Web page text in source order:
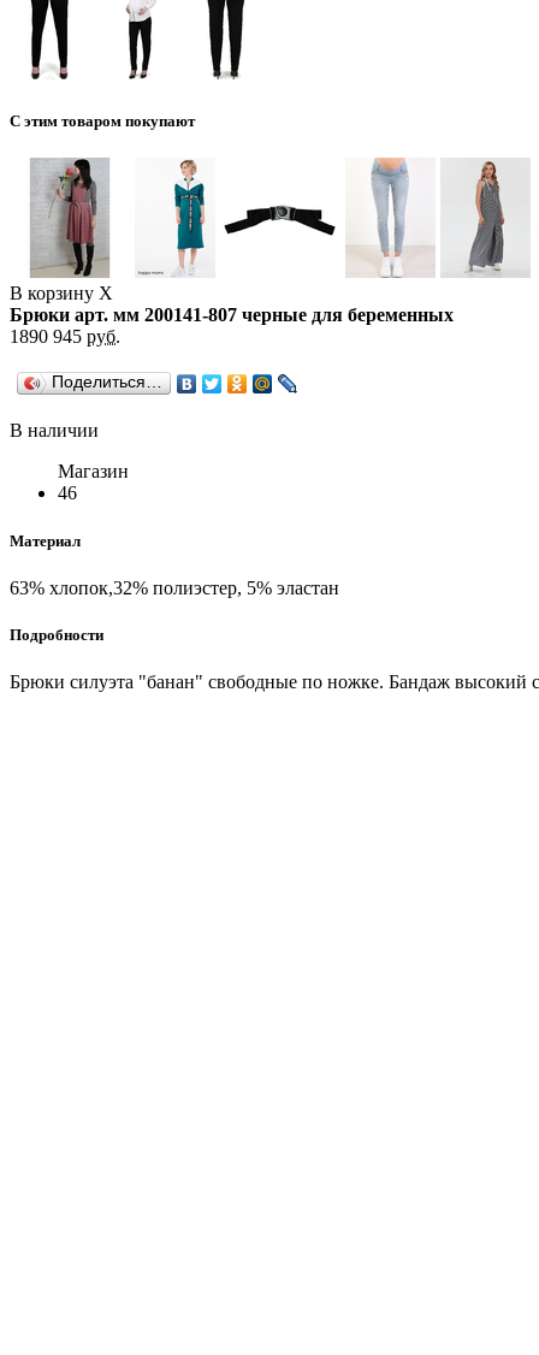
С этим товаром покупают
В корзину X
Брюки арт. мм 200141-807 черные для беременных
1890 945 руб.
Поделиться…
В наличии
Магазин
46
Материал
63% хлопок,32% полиэстер, 5% эластан
Подробности
Брюки силуэта "банан" свободные по ножке. Бандаж высокий с